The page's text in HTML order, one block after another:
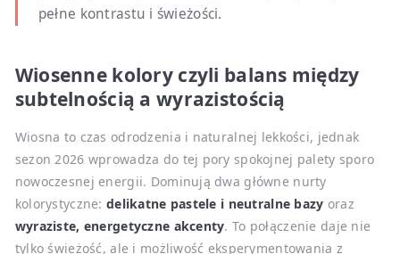
pełne kontrastu i świeżości.
Wiosenne kolory czyli balans między
subtelnością a wyrazistością
Wiosna to czas odrodzenia i naturalnej lekkości, jednak
sezon 2026 wprowadza do tej pory spokojnej palety sporo
nowoczesnej energii. Dominują dwa główne nurty
kolorystyczne: delikatne pastele i neutralne bazy oraz
wyraziste, energetyczne akcenty. To połączenie daje nie
tylko świeżość, ale i możliwość eksperymentowania z